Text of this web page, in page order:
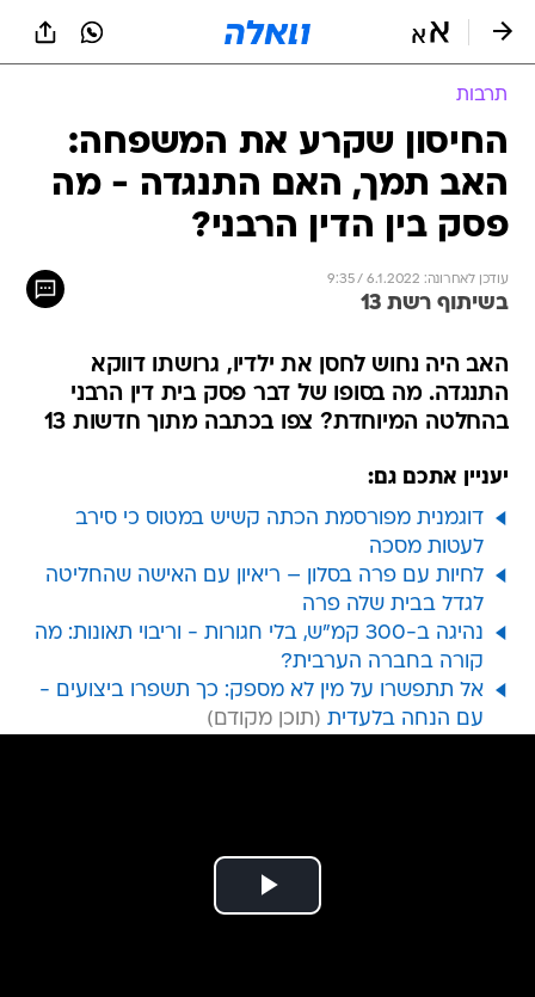
תרבות
החיסון שקרע את המשפחה:
האב תמך, האם התנגדה - מה
פסק בין הדין הרבני?
עודכן לאחרונה: 6.1.2022 / 9:35
בשיתוף רשת 13
האב היה נחוש לחסן את ילדיו, גרושתו דווקא
התנגדה. מה בסופו של דבר פסק בית דין הרבני
בהחלטה המיוחדת? צפו בכתבה מתוך חדשות 13
יעניין אתכם גם:
דוגמנית מפורסמת הכתה קשיש במטוס כי סירב
לעטות מסכה
לחיות עם פרה בסלון – ריאיון עם האישה שהחליטה
לגדל בבית שלה פרה
נהיגה ב-300 קמ"ש, בלי חגורות - וריבוי תאונות: מה
קורה בחברה הערבית?
אל תתפשרו על מין לא מספק: כך תשפרו ביצועים -
עם הנחה בלעדית